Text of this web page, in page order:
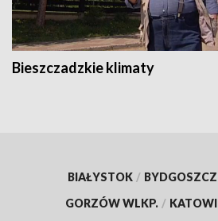
Bieszczadzkie klimaty
BIAŁYSTOK / BYDGOSZCZ
GORZÓW WLKP. /